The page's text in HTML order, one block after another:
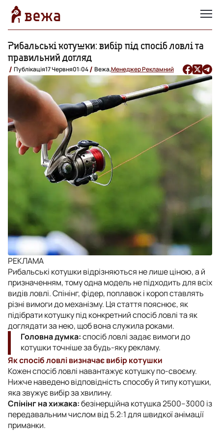
Рибальські котушки: вибір під спосіб ловлі та
правильний догляд
Публікація17 Червня01:04 Вежа,Менеджер Рекламний
РЕКЛАМА
Рибальські котушки відрізняються не лише ціною, а й
призначенням, тому одна модель не підходить для всіх
видів ловлі. Спінінг, фідер, поплавок і короп ставлять
різні вимоги до механізму. Ця стаття пояснює, як
підібрати котушку під конкретний спосіб ловлі та як
доглядати за нею, щоб вона служила роками.
Головна думка:спосіб ловлі задає вимоги до
котушки точніше за будь-яку рекламу.
Як спосіб ловлі визначає вибір котушки
Кожен спосіб ловлі навантажує котушку по-своєму.
Нижче наведено відповідність способу й типу котушки,
яка звужує вибір за хвилину.
Спінінг на хижака:безінерційна котушка 2500–3000 із
передавальним числом від 5.2:1 для швидкої анімації
приманки.